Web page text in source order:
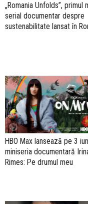
„Romania Unfolds”, primul
serial documentar despre
sustenabilitate lansat în
HBO Max lansează pe 3
miniseria documentară
Rimes: Pe drumul meu